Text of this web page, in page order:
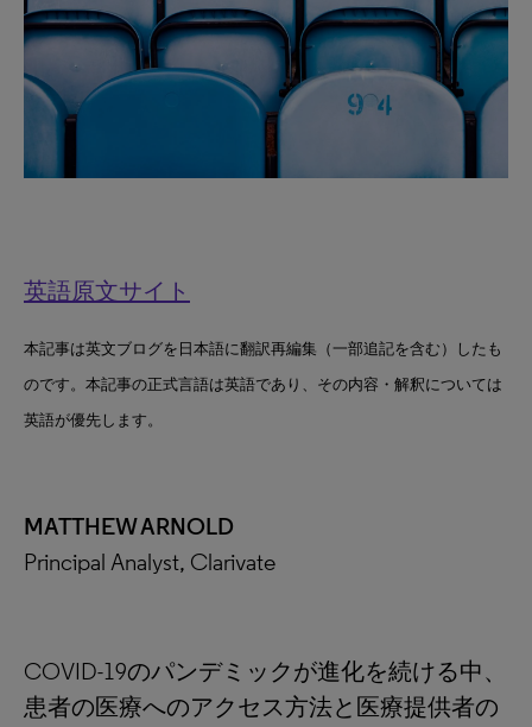
英語原文サイト
本記事は英文ブログを日本語に翻訳再編集（一部追記を含む）したも
のです。本記事の正式言語は英語であり、その内容・解釈については
英語が優先します。
MATTHEW ARNOLD
Principal Analyst, Clarivate
COVID-19のパンデミックが進化を続ける中、
患者の医療へのアクセス方法と医療提供者の